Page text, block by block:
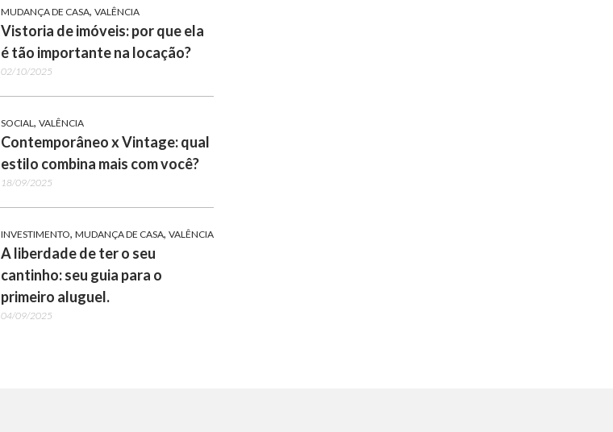
MUDANÇA DE CASA, VALÊNCIA
Vistoria de imóveis: por que ela
é tão importante na locação?
02/10/2025
SOCIAL, VALÊNCIA
Contemporâneo x Vintage: qual
estilo combina mais com você?
18/09/2025
INVESTIMENTO, MUDANÇA DE CASA, VALÊNCIA
A liberdade de ter o seu
cantinho: seu guia para o
primeiro aluguel.
04/09/2025